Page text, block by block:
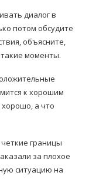
диалог в
потом обсудите
объясните,
моменты.
к хорошим
а что
границы
за плохое
ситуацию на